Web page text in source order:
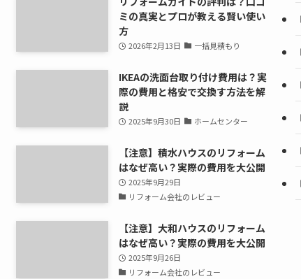
ミの真実とプロが教える賢い使い
方
2026年2月13日 一括見積もり
IKEAの洗面台取り付け費用は？実
際の費用と格安で交換す方法を解
説
2025年9月30日 ホームセンター
【注意】積水ハウスのリフォーム
はなぜ高い？実際の費用を大公開
2025年9月29日
リフォーム会社のレビュー
【注意】大和ハウスのリフォーム
はなぜ高い？実際の費用を大公開
2025年9月26日
リフォーム会社のレビュー